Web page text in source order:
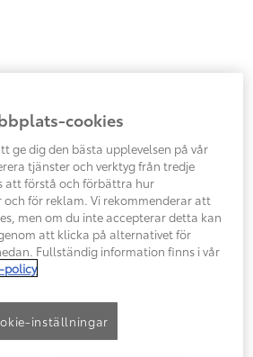
cookies
ge dig den bästa upplevelsen på vår
tjänster och verktyg från tredje
att förstå och förbättra hur
för reklam. Vi rekommenderar att
men om du inte accepterar detta kan
att klicka på alternativet för
Fullständig information finns i vår
policy
inställningar